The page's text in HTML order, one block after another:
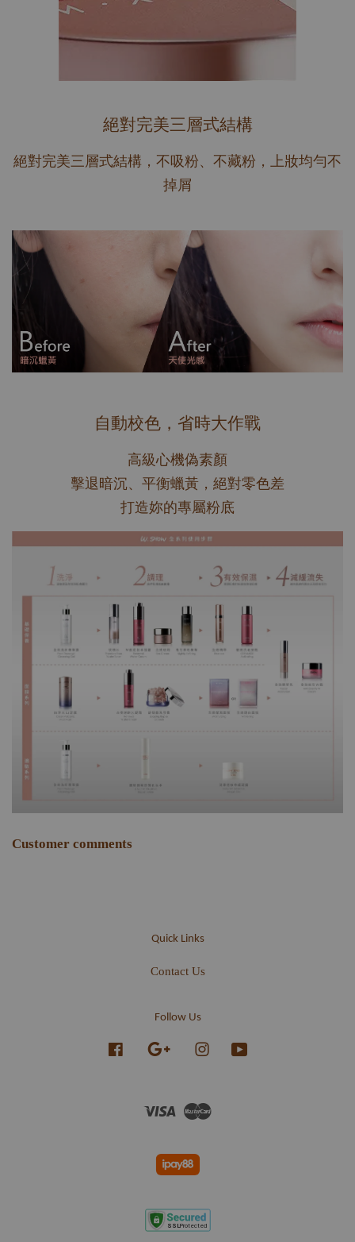
絕對完美三層式結構
絕對完美三層式結構，不吸粉、不藏粉，上妝均勻不
掉屑
自動校色，省時大作戰
高級心機偽素顏
擊退暗沉、平衡蠟黃，絕對零色差
打造妳的專屬粉底
Customer comments
Quick Links
Contact Us
Follow Us
Facebook Google Instagram
Visa